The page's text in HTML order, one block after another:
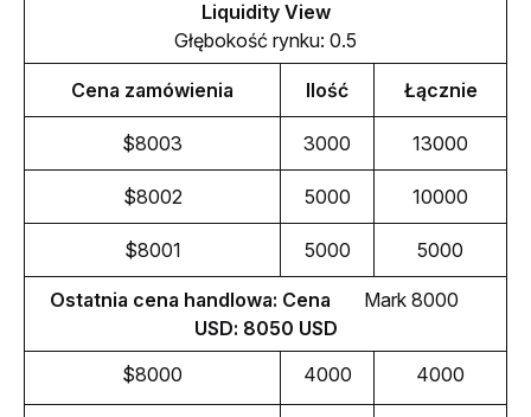
Liquidity View
Głębokość rynku: 0.5
Cena zamówienia Ilość Łącznie
$8003 3000 13000
$8002 5000 10000
$8001 5000 5000
Ostatnia cena handlowa: Cena
Mark 8000
USD: 8050 USD
$8000
4000 4000